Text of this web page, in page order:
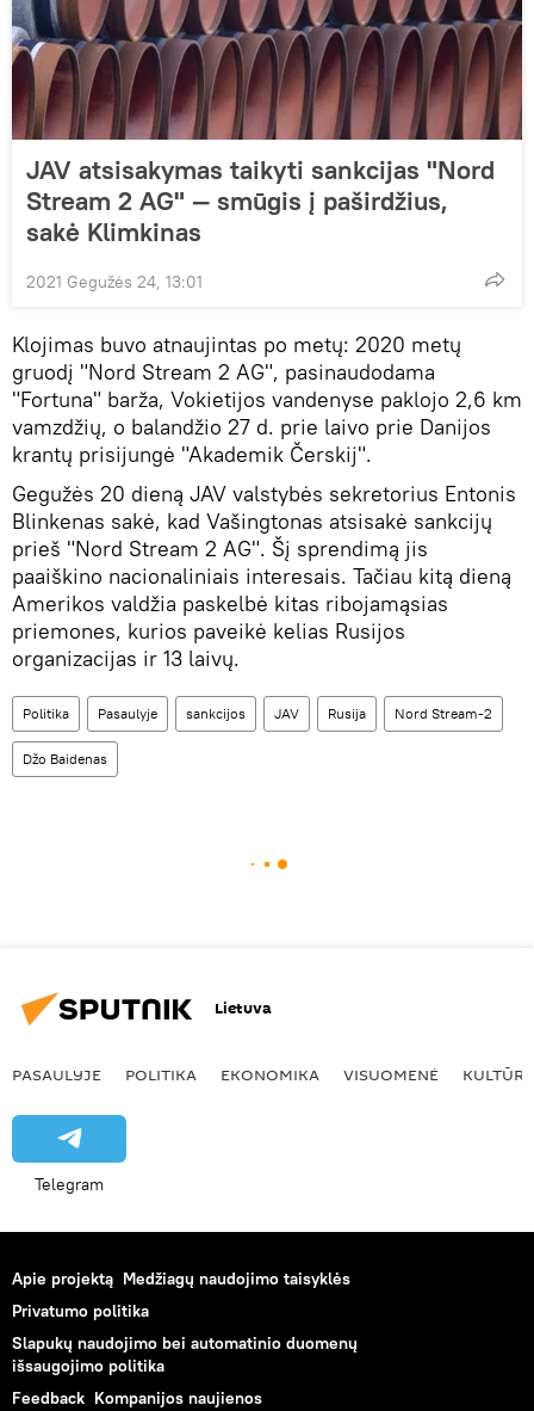
JAV atsisakymas taikyti sankcijas "Nord
Stream 2 AG" — smūgis į paširdžius,
sakė Klimkinas
2021 Gegužės 24, 13:01
Klojimas buvo atnaujintas po metų: 2020 metų
gruodį "Nord Stream 2 AG", pasinaudodama
"Fortuna" barža, Vokietijos vandenyse paklojo 2,6 km
vamzdžių, o balandžio 27 d. prie laivo prie Danijos
krantų prisijungė "Akademik Čerskij".
Gegužės 20 dieną JAV valstybės sekretorius Entonis
Blinkenas sakė, kad Vašingtonas atsisakė sankcijų
prieš "Nord Stream 2 AG". Šį sprendimą jis
paaiškino nacionaliniais interesais. Tačiau kitą dieną
Amerikos valdžia paskelbė kitas ribojamąsias
priemones, kurios paveikė kelias Rusijos
organizacijas ir 13 laivų.
Politika Pasaulyje sankcijos JAV Rusija Nord Stream-2
Džo Baidenas
Lietuva
PASAULYJE POLITIKA EKONOMIKA VISUOMENĖ KULTŪRA
Telegram
Apie projektą Medžiagų naudojimo taisyklės
Privatumo politika
Slapukų naudojimo bei automatinio duomenų
išsaugojimo politika
Feedback Kompanijos naujienos